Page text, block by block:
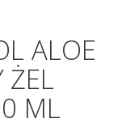
ALOE
ŻEL
ML